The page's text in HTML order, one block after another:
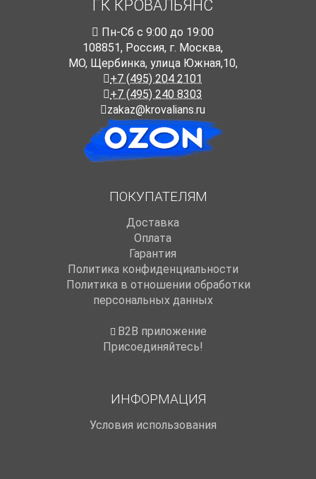
ГК КРОВАЛЬЯНС
Пн-Cб с 9:00 до 19:00
108851, Россия, г. Москва,
МО, Щербинка, улица Южная,10,
+7 (495) 204 2101
+7 (495) 240 8303
zakaz@krovalians.ru
ПОКУПАТЕЛЯМ
Доставка
Оплата
Гарантия
Политика конфиденциальности
Политика в отношении обработки
персональных данных
B2B приложение
Присоединяйтесь!
ИНФОРМАЦИЯ
Условия использования